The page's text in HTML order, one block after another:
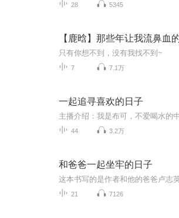
28 5345
【鹿晗】那些年让我流鼻血
只有你想不到，没有我找不到~
7 7.1万
一起追寻喜欢的日子
44 3.2万
和爸爸一起坐牢的日子
21 7126